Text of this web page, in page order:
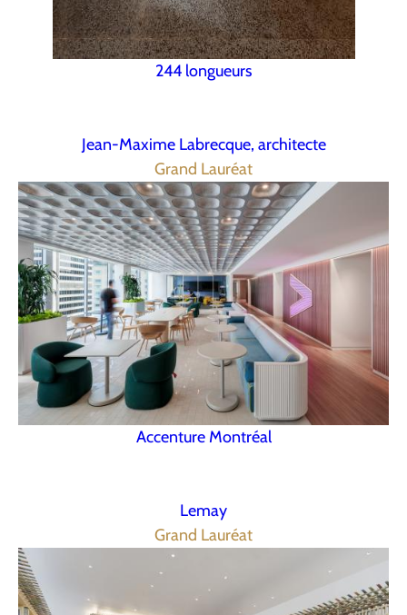
244 longueurs
Jean-Maxime Labrecque, architecte
Grand Lauréat
Accenture Montréal
Lemay
Grand Lauréat